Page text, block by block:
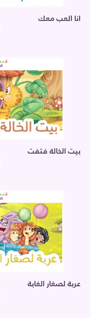
انا العب معك
بيت الخالة فتفت
عربة لصغار الغابة